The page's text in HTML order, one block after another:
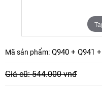
Mã sản phẩm: Q940 + Q941
Giá cũ: 544.000 vnđ